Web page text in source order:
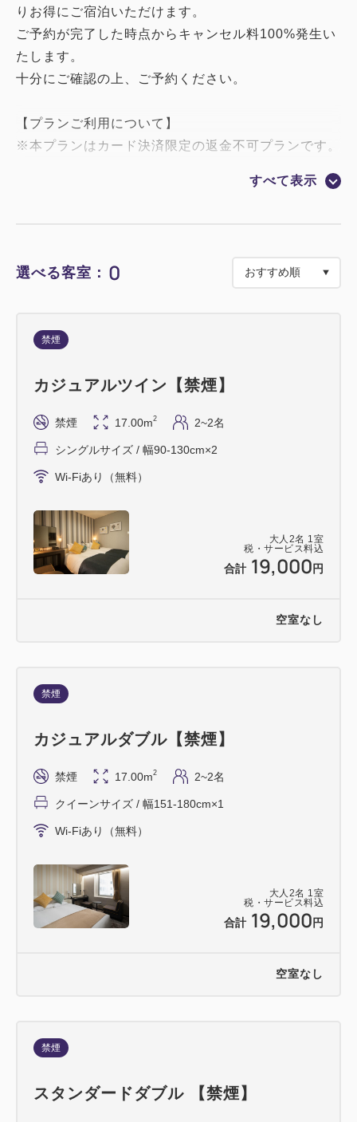
りお得にご宿泊いただけます。
ご予約が完了した時点からキャンセル料100%発生い
たします。
十分にご確認の上、ご予約ください。
【プランご利用について】
※本プランはカード決済限定の返金不可プランです。
※いかなる理由でもキャンセルの際にはご返金できま
※予約後の日程の変更はできません。ご予約内容を十
※ご予定に変更の可能性がある場合は、他プランでご
予約をお願いいたします。
すべて表示
選べる客室： 0
大人 2名 1 室
税・サービス料込
合計 19,000 円
禁煙
カジュアルツイン【禁煙】
禁煙 17.00m2 2~2名
シングルサイズ / 幅90-130cm×2
Wi-Fiあり（無料）
空室なし
大人 2名 1 室
税・サービス料込
合計 19,000 円
禁煙
カジュアルダブル【禁煙】
禁煙 17.00m2 2~2名
クイーンサイズ / 幅151-180cm×1
Wi-Fiあり（無料）
空室なし
禁煙
スタンダードダブル 【禁煙】